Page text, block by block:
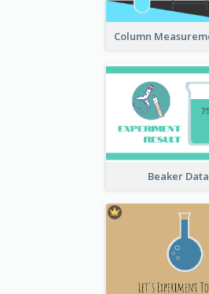
Beaker Data